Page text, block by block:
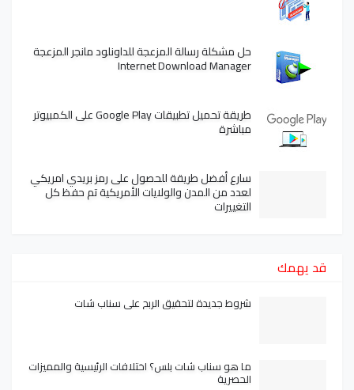
حل مشكلة رسالة المزعجة للداونلود مانجر المزعجة
Internet Download Manager
طريقة تحميل تطبيقات Google Play على الكمبيوتر
مباشرة
سارع أفضل طريقة للحصول على رمز بريدي امريكي
لعدد من المدن والولايات الأمريكية تم حفظ كل
التغييرات
قد يهمك
شروط جديدة لتحقيق الربح على سناب شات
ما هو سناب شات بلس؟ اختلافات الرئيسية والمميزات
الحصرية